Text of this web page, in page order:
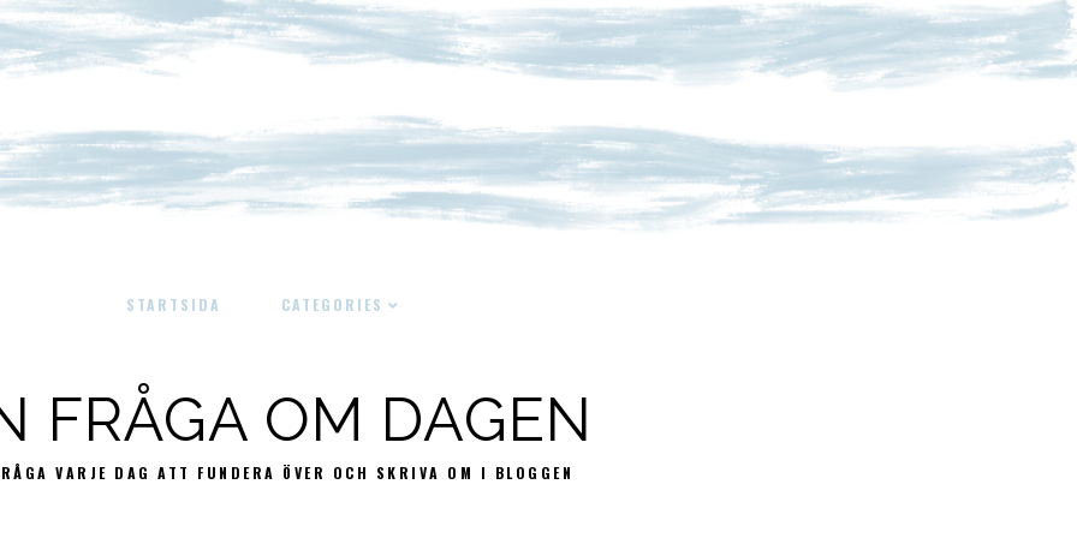
STARTSIDA CATEGORIES
FRÅGA OM DAGEN
VARJE DAG ATT FUNDERA ÖVER OCH SKRIVA OM I BLOGGEN